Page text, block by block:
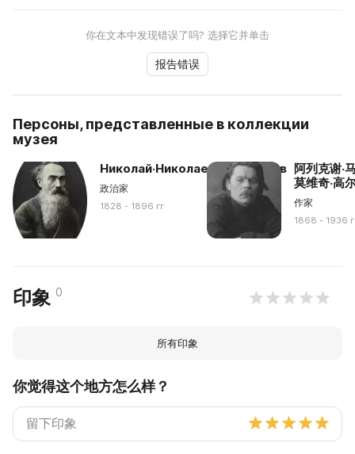
你在文本中发现错误了吗? 选择它并单击
报告错误
Персоны, представленные в коллекции
музея
Николай·Николаевич·Страхов
政治家
1828 - 1896 гг
阿列克谢·
莫维奇·高
作家
1868 - 1936
印象 0
所有印象
你觉得这个地方怎么样？